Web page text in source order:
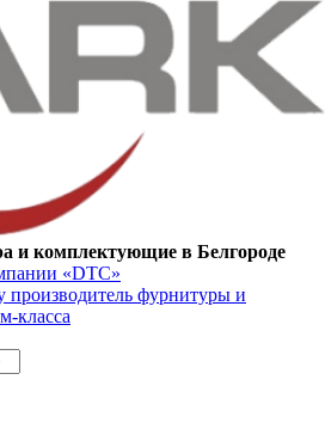
и комплектующие в Белгороде
«DTC»
производитель фурнитуры и
класса